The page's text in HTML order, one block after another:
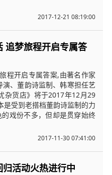
2017-12-21 08:19:00
追梦旅程开启专属答
程开启专属答案,由著名作家
、董韵诗监制、韩寒担任艺
杂货店》将于2017年12月29
是受到老搭档董韵诗监制的力
戏份不多，但却是贯穿始终
2017-11-30 07:41:00
活动火热进行中